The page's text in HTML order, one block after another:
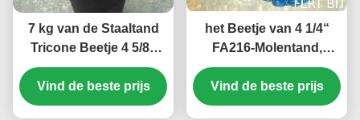
7 kg van de Staaltand
Tricone Beetje 4 5/8“
FSA 216 voor Diepe
Sectie die goed boren
Vind de beste prijs
het Beetje van 4 1/4“
FA216-Molentand,
Tricone Boorbeetje met
Verzegeld Halsblok
Vind de beste prijs